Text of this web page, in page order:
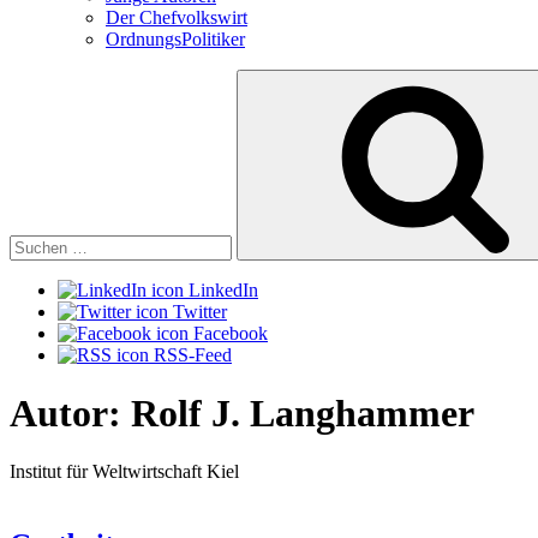
Der Chefvolkswirt
OrdnungsPolitiker
LinkedIn
Twitter
Facebook
RSS-Feed
Autor: Rolf J. Langhammer
Institut für Weltwirtschaft Kiel